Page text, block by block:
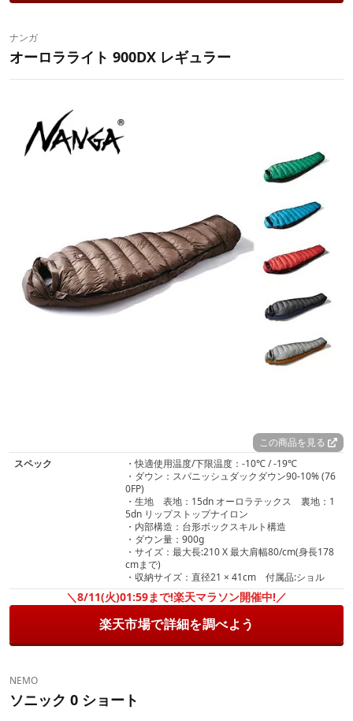
ナンガ
オーロラライト 900DX レギュラー
この商品を見る
スペック
・快適使用温度/下限温度：-10℃ / -19℃
・ダウン：スパニッシュダックダウン90-10% (76
0FP)
・生地 表地：15dn オーロラテックス 裏地：1
5dn リップストップナイロン
・内部構造：台形ボックスキルト構造
・ダウン量：900g
・サイズ：最大長:210 X 最大肩幅80/cm(身長178
cmまで)
・収納サイズ：直径21 × 41cm 付属品:ショル
＼8/11(火)01:59まで!楽天マラソン開催中!／
楽天市場で詳細を調べよう
NEMO
ソニック 0 ショート